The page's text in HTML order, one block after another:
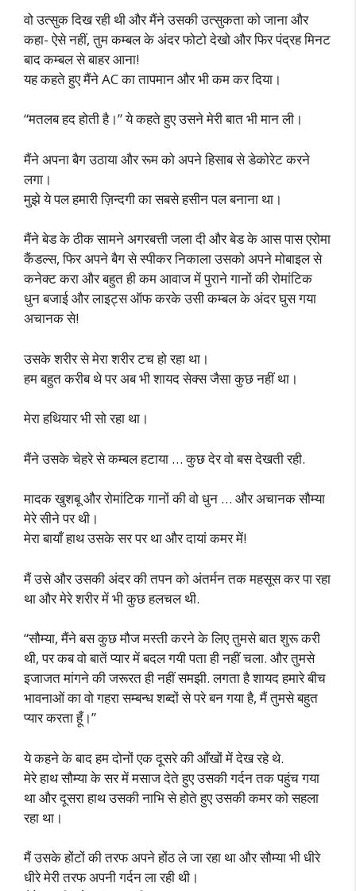
वो उत्सुक दिख रही थी और मैंने उसकी उत्सुकता को जाना और
कहा- ऐसे नहीं, तुम कम्बल के अंदर फोटो देखो और फिर पंद्रह मिनट
बाद कम्बल से बाहर आना!
यह कहते हुए मैंने AC का तापमान और भी कम कर दिया।
“मतलब हद होती है।” ये कहते हुए उसने मेरी बात भी मान ली।
मैंने अपना बैग उठाया और रूम को अपने हिसाब से डेकोरेट करने
लगा।
मुझे ये पल हमारी ज़िन्दगी का सबसे हसीन पल बनाना था।
मैंने बेड के ठीक सामने अगरबत्ती जला दी और बेड के आस पास एरोमा
कैंडल्स, फिर अपने बैग से स्पीकर निकाला उसको अपने मोबाइल से
कनेक्ट करा और बहुत ही कम आवाज में पुराने गानों की रोमांटिक
धुन बजाई और लाइट्स ऑफ करके उसी कम्बल के अंदर घुस गया
अचानक से!
उसके शरीर से मेरा शरीर टच हो रहा था।
हम बहुत करीब थे पर अब भी शायद सेक्स जैसा कुछ नहीं था।
मेरा हथियार भी सो रहा था।
मैंने उसके चेहरे से कम्बल हटाया … कुछ देर वो बस देखती रही.
मादक खुशबू और रोमांटिक गानों की वो धुन … और अचानक सौम्या
मेरे सीने पर थी।
मेरा बायाँ हाथ उसके सर पर था और दायां कमर में!
मैं उसे और उसकी अंदर की तपन को अंतर्मन तक महसूस कर पा रहा
था और मेरे शरीर में भी कुछ हलचल थी.
“सौम्या, मैंने बस कुछ मौज मस्ती करने के लिए तुमसे बात शुरू करी
थी, पर कब वो बातें प्यार में बदल गयी पता ही नहीं चला. और तुमसे
इजाजत मांगने की जरूरत ही नहीं समझी. लगता है शायद हमारे बीच
भावनाओं का वो गहरा सम्बन्ध शब्दों से परे बन गया है, मैं तुमसे बहुत
प्यार करता हूँ।”
ये कहने के बाद हम दोनों एक दूसरे की आँखों में देख रहे थे.
मेरे हाथ सौम्या के सर में मसाज देते हुए उसकी गर्दन तक पहुंच गया
था और दूसरा हाथ उसकी नाभि से होते हुए उसकी कमर को सहला
रहा था।
मैं उसके होंटों की तरफ अपने होंठ ले जा रहा था और सौम्या भी धीरे
धीरे मेरी तरफ अपनी गर्दन ला रही थी।